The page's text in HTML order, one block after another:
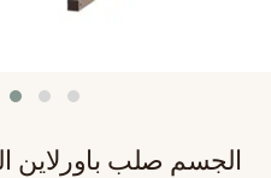
الجسم صلب باورلاين